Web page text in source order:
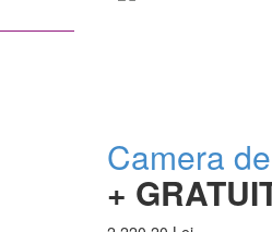
Camera
+